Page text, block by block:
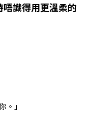
識得用更溫柔的
。」